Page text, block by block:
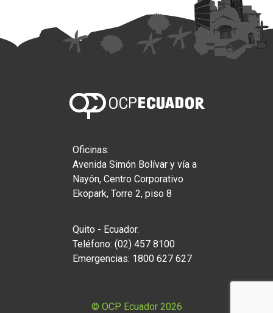
Oficinas:
Avenida Simón Bolívar y vía a
Nayón, Centro Corporativo
Ekopark, Torre 2, piso 8
Quito - Ecuador.
Teléfono: (02) 457 8100
Emergencias: 1800 627 627
© OCP Ecuador 2026